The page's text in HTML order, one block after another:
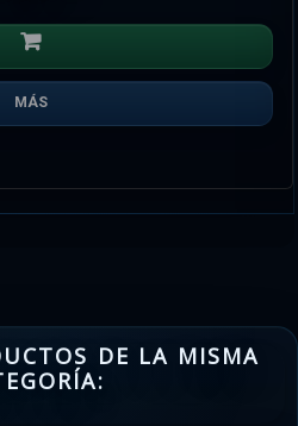
MÁS
DE LA MISMA